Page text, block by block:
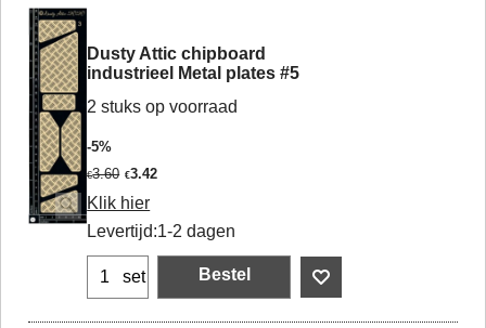
Dusty Attic chipboard
industrieel Metal plates #5
2 stuks op voorraad
-5%
€3.60 €3.42
Klik hier
Levertijd:1-2 dagen
set Bestel